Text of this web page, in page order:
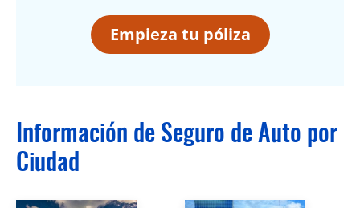
Empieza tu póliza
Información de Seguro de Auto por
Ciudad